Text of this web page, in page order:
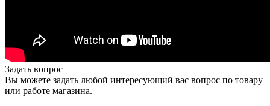
Задать вопрос
Вы можете задать любой интересующий вас вопрос по товару
или работе магазина.